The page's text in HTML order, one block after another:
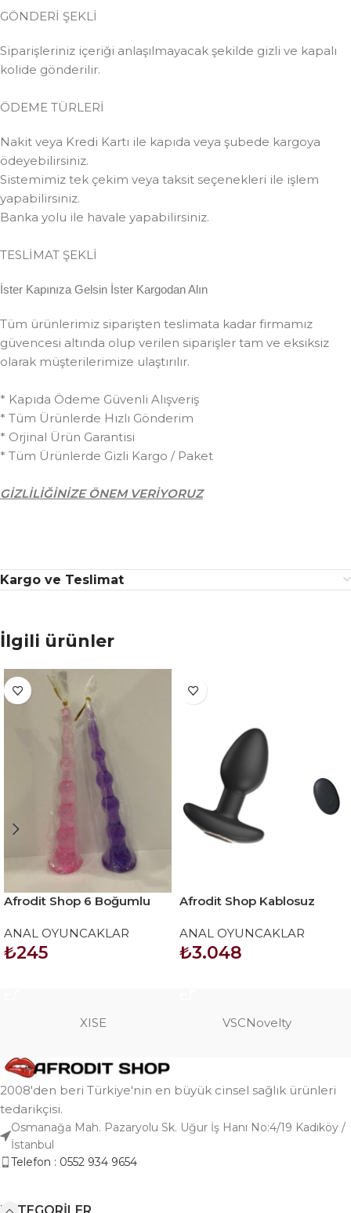
GÖNDERİ ŞEKLİ
Siparişleriniz içeriği anlaşılmayacak şekilde gizli ve kapalı
kolide gönderilir.
ÖDEME TÜRLERİ
Nakit veya Kredi Kartı ile kapıda veya şubede kargoya
ödeyebilirsiniz.
Sistemimiz tek çekim veya taksit seçenekleri ile işlem
yapabilirsiniz.
Banka yolu ile havale yapabilirsiniz.
TESLİMAT ŞEKLİ
İster Kapınıza Gelsin İster Kargodan Alın
Tüm ürünlerimiz siparişten teslimata kadar firmamız
güvencesi altında olup verilen siparişler tam ve eksiksiz
olarak müşterilerimize ulaştırılır.
* Kapıda Ödeme Güvenli Alışveriş
* Tüm Ürünlerde Hızlı Gönderim
* Orjinal Ürün Garantisi
* Tüm Ürünlerde Gizli Kargo / Paket
GİZLİLİĞİNİZE ÖNEM VERİYORUZ
Kargo ve Teslimat
İlgili ürünler
Afrodit Shop 6 Boğumlu
anal plug
ANAL OYUNCAKLAR
₺245
Afrodit Shop Kablosuz
Titreşimli Anal Plug
ANAL OYUNCAKLAR
₺3.048
XISE VSCNovelty
2008'den beri Türkiye'nin en büyük cinsel sağlık ürünleri
tedarikçisi.
Osmanağa Mah. Pazaryolu Sk. Uğur İş Hanı No:4/19 Kadıköy /
İstanbul
Telefon : 0552 934 9654